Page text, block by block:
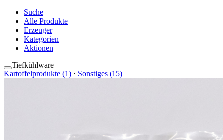
Suche
Alle Produkte
Erzeuger
Kategorien
Aktionen
Tiefkühlware
Kartoffelprodukte (1) · Sonstiges (15)